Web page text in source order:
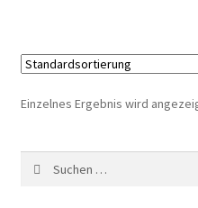
Einzelnes Ergebnis wird